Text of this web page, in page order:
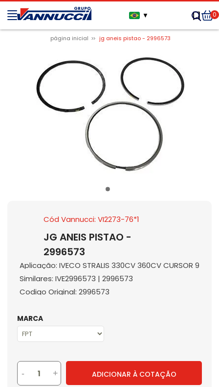
▼ 0
página inicial jg aneis pistao - 2996573
Cód Vannucci: VI2273-76*1
JG ANEIS PISTAO -
2996573
Aplicação: IVECO STRALIS 330CV 360CV CURSOR 9
Similares: IVE2996573 | 2996573
Codigo Original: 2996573
MARCA
- + ADICIONAR À COTAÇÃO